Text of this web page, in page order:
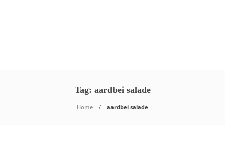
Tag: aardbei salade
Home aardbei salade